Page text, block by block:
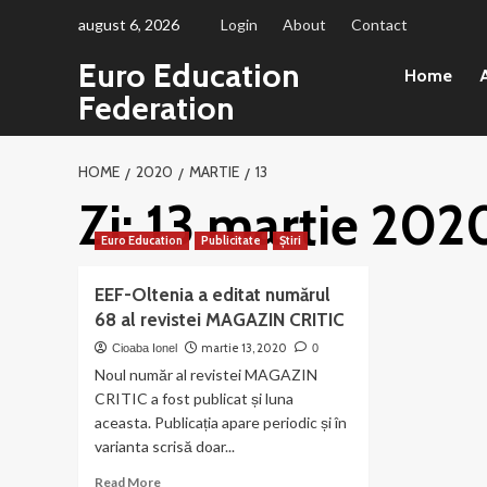
august 6, 2026 Login About Contact
Euro Education
Federation
Home
HOME 2020 MARTIE 13
Zi:13 martie
Euro Education Publicitate Știri
EEF-Oltenia a editat numărul
68 al revistei MAGAZIN CRITIC
Cioaba Ionel martie 13, 2020 0
Noul număr al revistei MAGAZIN
CRITIC a fost publicat și luna
aceasta. Publicația apare periodic și în
varianta scrisă doar...
Read MoreRead